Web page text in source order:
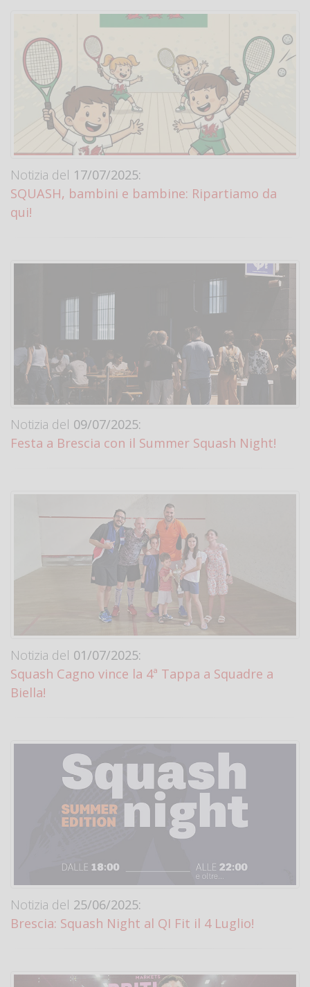
Notizia del 17/07/2025:
SQUASH, bambini e bambine: Ripartiamo da
qui!
Notizia del 09/07/2025:
Festa a Brescia con il Summer Squash Night!
Notizia del 01/07/2025:
Squash Cagno vince la 4ª Tappa a Squadre a
Biella!
Notizia del 25/06/2025:
Brescia: Squash Night al QI Fit il 4 Luglio!